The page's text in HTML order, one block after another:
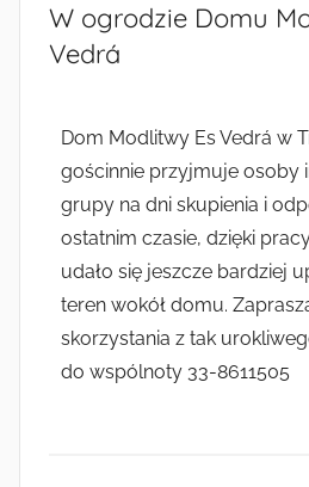
W ogrodzie Domu
Vedrá
Dom Modlitwy Es Vedrá w
gościnnie przyjmuje osoby
grupy na dni skupienia i
ostatnim czasie, dzięki
udało się jeszcze bardziej
teren wokół domu.
skorzystania z tak
do wspólnoty 33-8611505